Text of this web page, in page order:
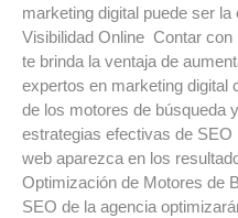
marketing digital puede ser
Visibilidad Online Contar con
te brinda la ventaja de
expertos en marketing digital
de los motores de búsqueda
estrategias efectivas de
web aparezca en los
Optimización de Motores de
SEO de la agencia